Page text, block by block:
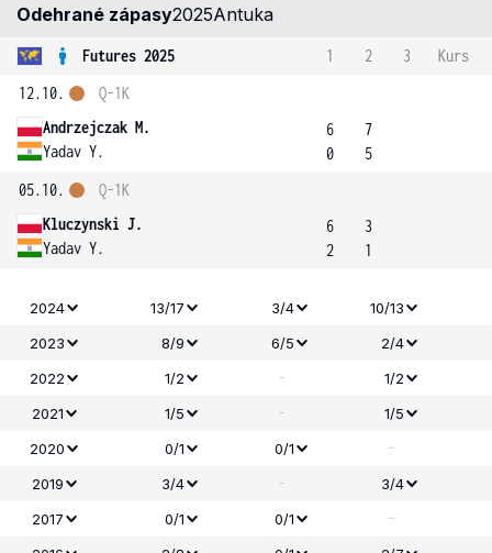
Odehrané zápasy2025Antuka
Futures 2025 1 2 3
Kurs
12.10.
Andrzejczak M.
Yadav Y.
Q-1K
6
0
7
5
05.10.
Kluczynski J.
Yadav Y.
Q-1K
6
2
3
1
2024 13/17 3/4
10/13
2023
8/9 6/5
2/4
2022
1/2 -
1/2
2021
1/5 -
1/5
2020
0/1 0/1 -
2019 3/4 -
3/4
2017
0/1 0/1 -